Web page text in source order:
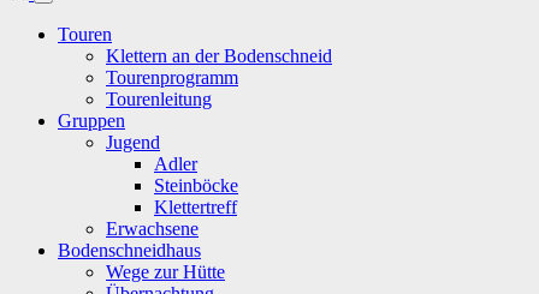
Touren
Klettern an der Bodenschneid
Tourenprogramm
Tourenleitung
Gruppen
Jugend
Adler
Steinböcke
Klettertreff
Erwachsene
Bodenschneidhaus
Wege zur Hütte